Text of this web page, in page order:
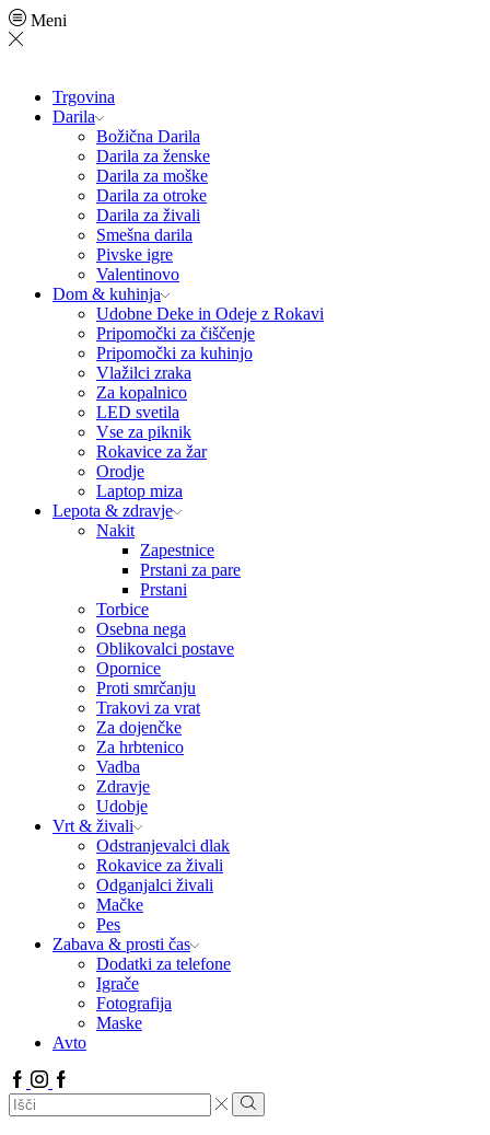
Meni
Trgovina
Darila
Božična Darila
Darila za ženske
Darila za moške
Darila za otroke
Darila za živali
Smešna darila
Pivske igre
Valentinovo
Dom & kuhinja
Udobne Deke in Odeje z Rokavi
Pripomočki za čiščenje
Pripomočki za kuhinjo
Vlažilci zraka
Za kopalnico
LED svetila
Vse za piknik
Rokavice za žar
Orodje
Laptop miza
Lepota & zdravje
Nakit
Zapestnice
Prstani za pare
Prstani
Torbice
Osebna nega
Oblikovalci postave
Opornice
Proti smrčanju
Trakovi za vrat
Za dojenčke
Za hrbtenico
Vadba
Zdravje
Udobje
Vrt & živali
Odstranjevalci dlak
Rokavice za živali
Odganjalci živali
Mačke
Pes
Zabava & prosti čas
Dodatki za telefone
Igrače
Fotografija
Maske
Avto
Facebook
Instagram
Google
plus
Search
input
Search